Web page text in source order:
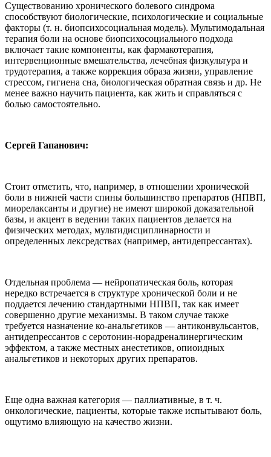
Существованию хронического болевого синдрома
способствуют биологические, психологические и социальные
факторы (т. н. биопсихосоциальная модель). Мультимодальная
терапия боли на основе биопсихосоциального подхода
включает такие компоненты, как фармакотерапия,
интервенционные вмешательства, лечебная физкультура и
трудотерапия, а также коррекция образа жизни, управление
стрессом, гигиена сна, биологическая обратная связь и др. Не
менее важно научить пациента, как жить и справляться с
болью самостоятельно.
Сергей Гапанович:
Стоит отметить, что, например, в отношении хронической
боли в нижней части спины большинство препаратов (НПВП,
миорелаксанты и другие) не имеют широкой доказательной
базы, и акцент в ведении таких пациентов делается на
физических методах, мультидисциплинарности и
определенных лексредствах (например, антидепрессантах).
Отдельная проблема — нейропатическая боль, которая
нередко встречается в структуре хронической боли и не
поддается лечению стандартными НПВП, так как имеет
совершенно другие механизмы. В таком случае также
требуется назначение ко-анальгетиков — антиконвульсантов,
антидепрессантов с серотонин-норадреналинергическим
эффектом, а также местных анестетиков, опиоидных
анальгетиков и некоторых других препаратов.
Еще одна важная категория — паллиативные, в т. ч.
онкологические, пациенты, которые также испытывают боль,
ощутимо влияющую на качество жизни.